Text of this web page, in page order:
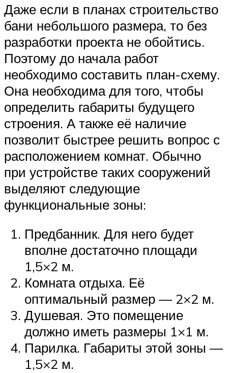
Даже если в планах строительство
бани небольшого размера, то без
разработки проекта не обойтись.
Поэтому до начала работ
необходимо составить план-схему.
Она необходима для того, чтобы
определить габариты будущего
строения. А также её наличие
позволит быстрее решить вопрос с
расположением комнат. Обычно
при устройстве таких сооружений
выделяют следующие
функциональные зоны:
Предбанник. Для него будет
вполне достаточно площади
1,5×2 м.
Комната отдыха. Её
оптимальный размер — 2×2 м.
Душевая. Это помещение
должно иметь размеры 1×1 м.
Парилка. Габариты этой зоны —
1,5×2 м.